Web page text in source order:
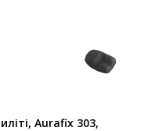
Aurafix 303,